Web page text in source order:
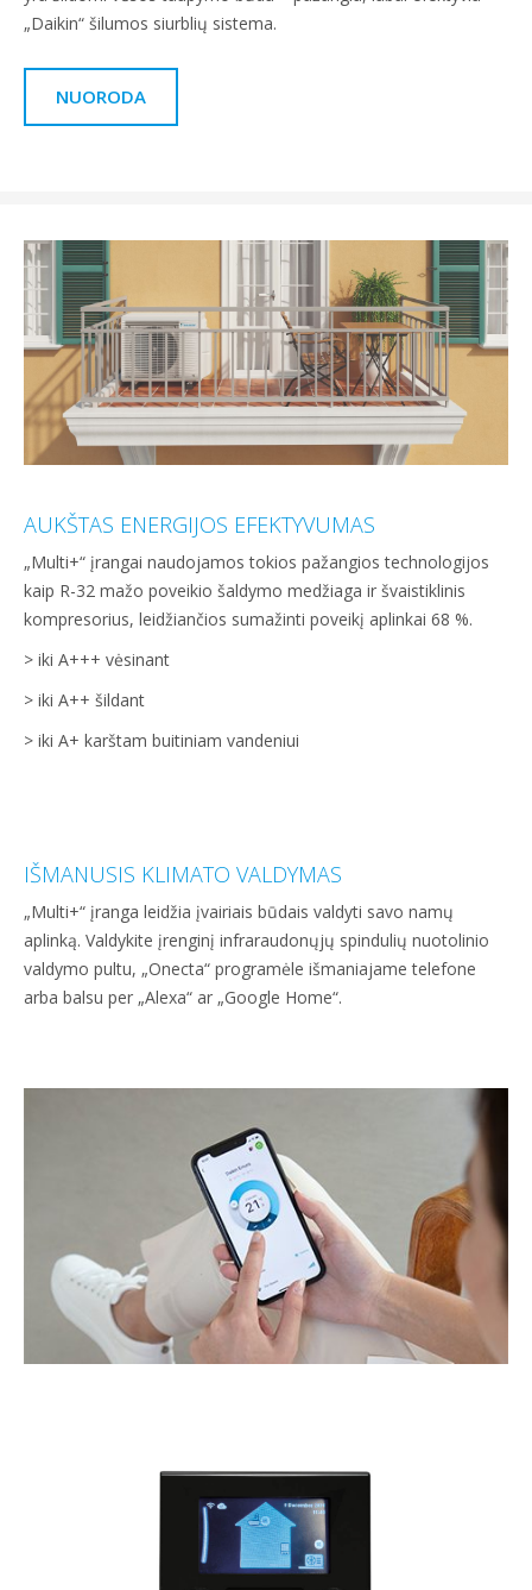
„Daikin“ šilumos siurblių sistema.
NUORODA
AUKŠTAS ENERGIJOS EFEKTYVUMAS
„Multi+“ įrangai naudojamos tokios pažangios technologijos
kaip R-32 mažo poveikio šaldymo medžiaga ir švaistiklinis
kompresorius, leidžiančios sumažinti poveikį aplinkai 68 %.
> iki A+++ vėsinant
> iki A++ šildant
> iki A+ karštam buitiniam vandeniui
IŠMANUSIS KLIMATO VALDYMAS
„Multi+“ įranga leidžia įvairiais būdais valdyti savo namų
aplinką. Valdykite įrenginį infraraudonųjų spindulių nuotolinio
valdymo pultu, „Onecta“ programėle išmaniajame telefone
arba balsu per „Alexa“ ar „Google Home“.